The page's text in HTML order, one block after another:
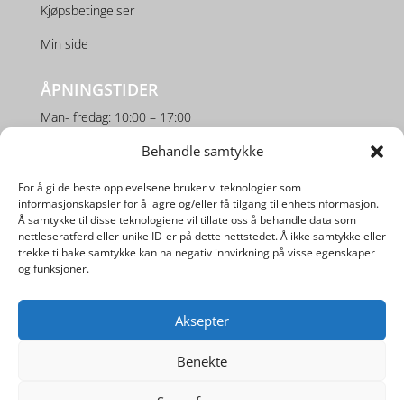
Behandle samtykke
For å gi de beste opplevelsene bruker vi teknologier som
informasjonskapsler for å lagre og/eller få tilgang til enhetsinformasjon.
Å samtykke til disse teknologiene vil tillate oss å behandle data som
nettleseratferd eller unike ID-er på dette nettstedet. Å ikke samtykke eller
trekke tilbake samtykke kan ha negativ innvirkning på visse egenskaper
og funksjoner.
Aksepter
Benekte
Kjøpsbetingelser
Min side
ÅPNINGSTIDER
Man- fredag: 10:00 – 17:00
Lørdag: 10:00 – 16:00
SOSIALE MEDIER
Utviklet avDigipos AS